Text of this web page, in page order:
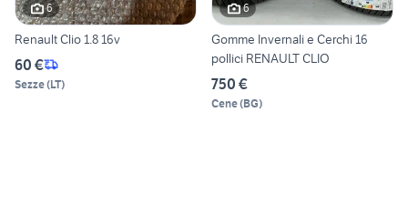
6
Renault Clio 1.8 16v
60 €
Sezze(LT)
6
Gomme Invernali e Cerchi 16
pollici RENAULT CLIO
750 €
Cene(BG)